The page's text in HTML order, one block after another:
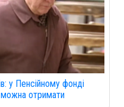
у Пенсійному фонді
можна отримати